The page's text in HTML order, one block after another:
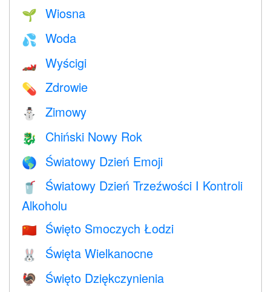
🌱 Wiosna
💦 Woda
🏎 Wyścigi
💊 Zdrowie
⛄ Zimowy
🐉 Chiński Nowy Rok
🌎 Światowy Dzień Emoji
🥤
Światowy Dzień Trzeźwości I Kontroli
Alkoholu
🇨🇳 Święto Smoczych Łodzi
🐰 Święta Wielkanocne
🦃 Święto Dziękczynienia